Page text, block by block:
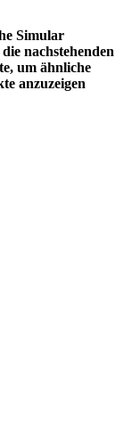
Simular
nachstehenden
um ähnliche
anzuzeigen